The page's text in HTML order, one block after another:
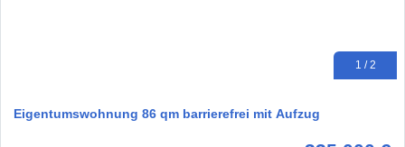
1 / 2
Eigentumswohnung 86 qm barrierefrei mit Aufzug